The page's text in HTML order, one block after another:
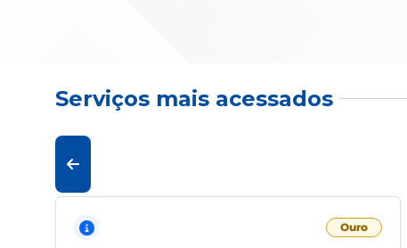
Serviços mais acessados
Ouro